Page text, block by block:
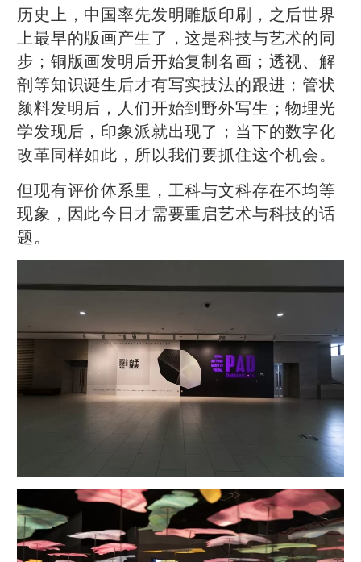
历史上，中国率先发明雕版印刷，之后世界
上最早的版画产生了，这是科技与艺术的同
步；铜版画发明后开始复制名画；透视、解
剖等知识诞生后才有写实技法的跟进；管状
颜料发明后，人们开始到野外写生；物理光
学发现后，印象派就出现了；当下的数字化
改革同样如此，所以我们要抓住这个机会。
但现有评价体系里，工科与文科存在不均等
现象，因此今日才需要重启艺术与科技的话
题。